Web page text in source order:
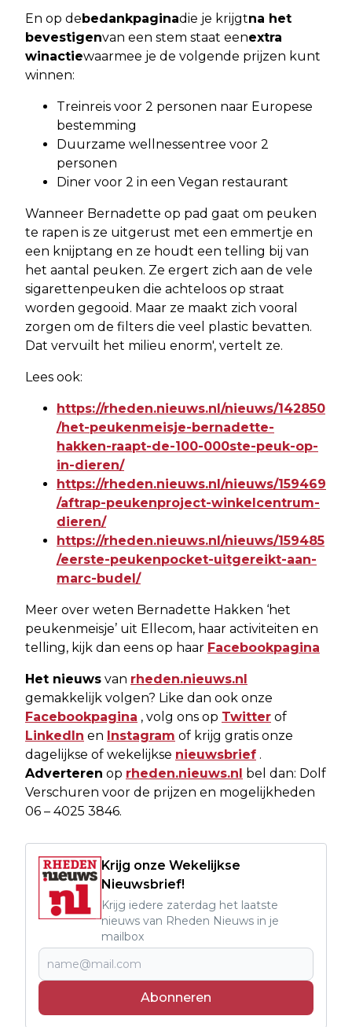
En op debedankpaginadie je krijgtna het
bevestigenvan een stem staat eenextra
winactiewaarmee je de volgende prijzen kunt
winnen:
Treinreis voor 2 personen naar Europese
bestemming
Duurzame wellnessentree voor 2
personen
Diner voor 2 in een Vegan restaurant
Wanneer Bernadette op pad gaat om peuken
te rapen is ze uitgerust met een emmertje en
een knijptang en ze houdt een telling bij van
het aantal peuken. Ze ergert zich aan de vele
sigarettenpeuken die achteloos op straat
worden gegooid. Maar ze maakt zich vooral
zorgen om de filters die veel plastic bevatten.
Dat vervuilt het milieu enorm', vertelt ze.
Lees ook:
https://rheden.nieuws.nl/nieuws/142850
/het-peukenmeisje-bernadette-
hakken-raapt-de-100-000ste-peuk-op-
in-dieren/
https://rheden.nieuws.nl/nieuws/159469
/aftrap-peukenproject-winkelcentrum-
dieren/
https://rheden.nieuws.nl/nieuws/159485
/eerste-peukenpocket-uitgereikt-aan-
marc-budel/
Meer over weten Bernadette Hakken ‘het
peukenmeisje’ uit Ellecom, haar activiteiten en
telling, kijk dan eens op haar Facebookpagina
Het nieuws van rheden.nieuws.nl
gemakkelijk volgen? Like dan ook onze
Facebookpagina , volg ons op Twitter of
LinkedIn en Instagram of krijg gratis onze
dagelijkse of wekelijkse nieuwsbrief .
Adverteren op rheden.nieuws.nl bel dan: Dolf
Verschuren voor de prijzen en mogelijkheden
06 – 4025 3846.
Krijg onze Wekelijkse
Nieuwsbrief!
Krijg iedere zaterdag het laatste
nieuws van Rheden Nieuws in je
mailbox
Abonneren